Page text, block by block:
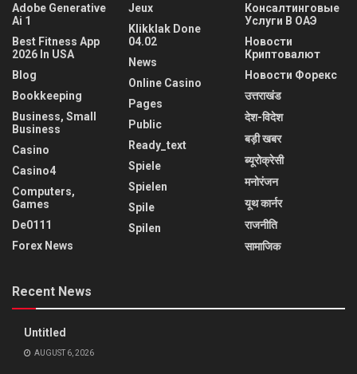
Adobe Generative
Ai 1
Best Fitness App
2026 In USA
Blog
Bookkeeping
Business, Small
Business
Casino
Casino4
Computers,
Games
De0111
Forex News
Jeux
Klikklak Done
04.02
News
Online Casino
Pages
Public
Ready_text
Spiele
Spielen
Spile
Spilen
Консалтинговые
Услуги В ОАЭ
Новости
Криптовалют
Новости Форекс
उत्तराखंड
देश-विदेश
बड़ी खबर
ब्यूरोक्रेसी
मनोरंजन
यूथ कार्नर
राजनीति
सामाजिक
Recent News
Untitled
AUGUST 6, 2026